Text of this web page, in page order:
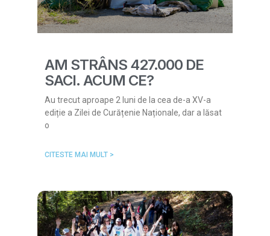
AM STRÂNS 427.000 DE
SACI. ACUM CE?
Au trecut aproape 2 luni de la cea de-a XV-a
ediție a Zilei de Curățenie Naționale, dar a lăsat
o
CITESTE MAI MULT >